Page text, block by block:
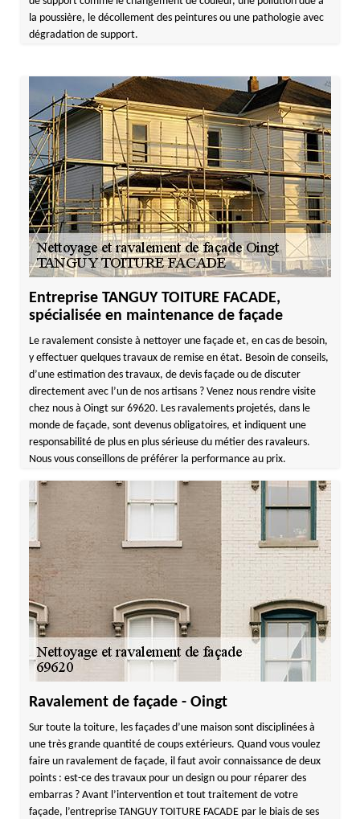
la poussière, le décollement des peintures ou une pathologie avec
dégradation de support.
Entreprise TANGUY TOITURE FACADE,
spécialisée en maintenance de façade
Le ravalement consiste à nettoyer une façade et, en cas de besoin,
y effectuer quelques travaux de remise en état. Besoin de conseils,
d’une estimation des travaux, de devis façade ou de discuter
directement avec l’un de nos artisans ? Venez nous rendre visite
chez nous à Oingt sur 69620. Les ravalements projetés, dans le
monde de façade, sont devenus obligatoires, et indiquent une
responsabilité de plus en plus sérieuse du métier des ravaleurs.
Nous vous conseillons de préférer la performance au prix.
Ravalement de façade - Oingt
Sur toute la toiture, les façades d’une maison sont disciplinées à
une très grande quantité de coups extérieurs. Quand vous voulez
faire un ravalement de façade, il faut avoir connaissance de deux
points : est-ce des travaux pour un design ou pour réparer des
embarras ? Avant l’intervention et tout traitement de votre
façade, l’entreprise TANGUY TOITURE FACADE par le biais de ses